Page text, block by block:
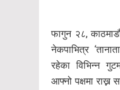
फागुन २८,
नेकपाभित्र
रहेका विभिन्न
आफ्नो पक्षमा राख्न